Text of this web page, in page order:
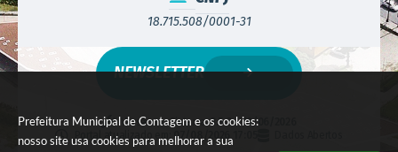
Prefeitura Municipal de Contagem e os cookies:
nosso site usa cookies para melhorar a sua
18.715.508/0001-31
Versão do Sistema:3.5.3 - 19/06/2026
Portal atualizado em:
07/08/2026 17:05
NEWSLETTER